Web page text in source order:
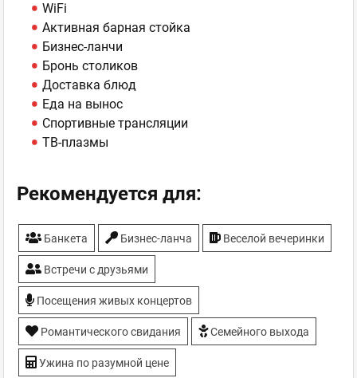
WiFi
Активная барная стойка
Бизнес-ланчи
Бронь столиков
Доставка блюд
Еда на вынос
Спортивные трансляции
ТВ-плазмы
Рекомендуется для:
Банкета Бизнес-ланча Веселой вечеринки
Встречи с друзьями
Посещения живых концертов
Романтического свидания Семейного выхода
Ужина по разумной цене